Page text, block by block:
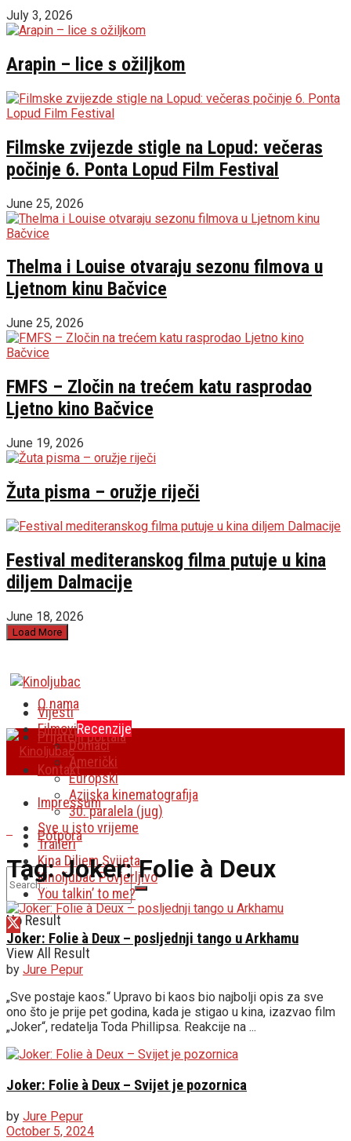
July 3, 2026
Arapin – lice s ožiljkom
Filmske zvijezde stigle na Lopud: večeras
počinje 6. Ponta Lopud Film Festival
June 25, 2026
Thelma i Louise otvaraju sezonu filmova u
Ljetnom kinu Bačvice
June 25, 2026
FMFS – Zločin na trećem katu rasprodao
Ljetno kino Bačvice
June 19, 2026
Žuta pisma – oružje riječi
Festival mediteranskog filma putuje u kina
diljem Dalmacije
June 18, 2026
Load More
O nama
Prijatelji portala
Kontakt
Impressum
Potpora
No Result
View All Result
Vijesti
FilmoviRecenzije
Domaći
Američki
Europski
Azijska kinematografija
30. paralela (jug)
Sve u isto vrijeme
Traileri
Kina Diljem Svijeta
Kinoljubac Povjerljivo
You talkin’ to me?
Tag:Joker: Folie à Deux
Joker: Folie à Deux – posljednji tango u Arkhamu
by Jure Pepur
„Sve postaje kaos.“ Upravo bi kaos bio najbolji opis za sve
ono što je prije pet godina, kada je stigao u kina, izazvao film
„Joker“, redatelja Toda Phillipsa. Reakcije na ...
Joker: Folie à Deux – Svijet je pozornica
by Jure Pepur
October 5, 2024